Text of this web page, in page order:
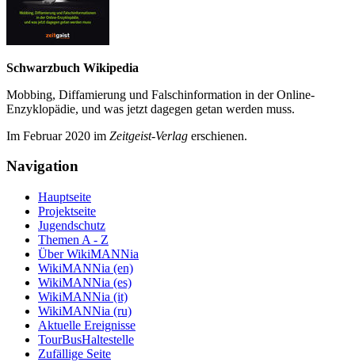
Schwarzbuch Wikipedia
Mobbing, Diffamierung und Falsch­information in der Online-
Enzyklo­pädie, und was jetzt da­gegen getan werden muss.
Im Februar 2020 im Zeit­geist-Verlag erschienen.
Navigation
Hauptseite
Projektseite
Jugendschutz
Themen A - Z
Über WikiMANNia
WikiMANNia (en)
WikiMANNia (es)
WikiMANNia (it)
WikiMANNia (ru)
Aktuelle Ereignisse
TourBusHaltestelle
Zufällige Seite